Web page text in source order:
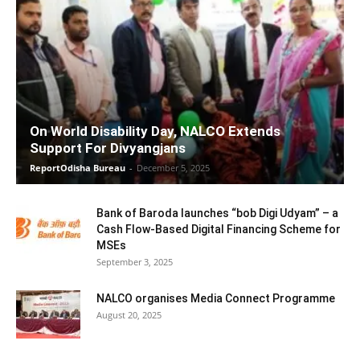
On World Disability Day, NALCO Extends
Support For Divyangjans
ReportOdisha Bureau - December 5, 2025
Bank of Baroda launches “bob Digi Udyam” – a
Cash Flow-Based Digital Financing Scheme for
MSEs
September 3, 2025
NALCO organises Media Connect Programme
August 20, 2025